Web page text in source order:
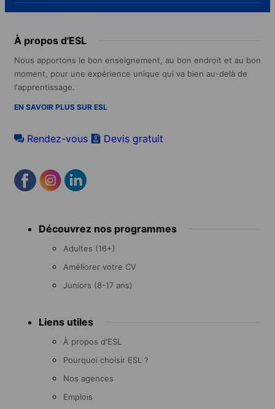
À propos d'ESL
Nous apportons le bon enseignement, au bon endroit et au bon
moment, pour une expérience unique qui va bien au-delà de
l'apprentissage.
EN SAVOIR PLUS SUR ESL
Rendez-vous Devis gratuit
menu Découvrez nos programmes
Adultes (16+)
Améliorer votre CV
Juniors (8-17 ans)
Liens utiles
À propos d'ESL
Pourquoi choisir ESL ?
Nos agences
Emplois